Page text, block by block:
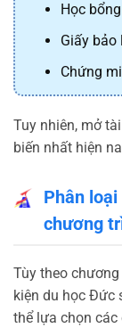
Học
Giấy bảo
Chứng
Tuy nhiên, mở
biến nhất hiện
Phân
chương
Tùy theo
kiện du học Đức
thể lựa chọn